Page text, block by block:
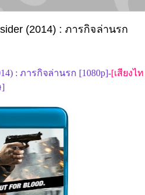
(2014) : ภารกิจล่านรก
: ภารกิจล่านรก [1080p]-[เสียงไท
]